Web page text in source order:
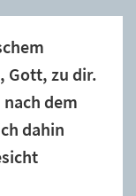
Gott, zu dir.
dem
dahin